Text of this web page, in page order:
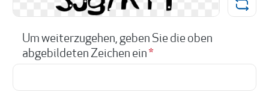
Um weiterzugehen, geben Sie die oben
abgebildeten Zeichen ein *